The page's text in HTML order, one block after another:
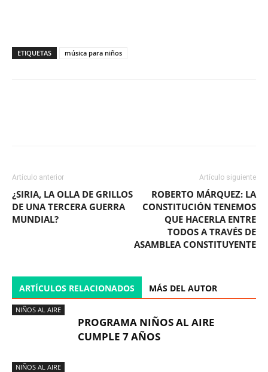
ETIQUETAS música para niños
Artículo anterior
¿SIRIA, LA OLLA DE GRILLOS
DE UNA TERCERA GUERRA
MUNDIAL?
Artículo siguiente
ROBERTO MÁRQUEZ: LA
CONSTITUCIÓN TENEMOS
QUE HACERLA ENTRE
TODOS A TRAVÉS DE
ASAMBLEA CONSTITUYENTE
ARTÍCULOS RELACIONADOS MÁS DEL AUTOR
NIÑOS AL AIRE
PROGRAMA NIÑOS AL AIRE
CUMPLE 7 AÑOS
NIÑOS AL AIRE